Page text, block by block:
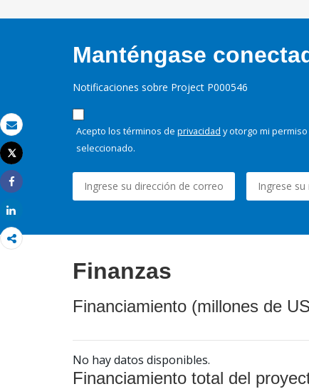
Correo electrónico
Imprimir
Tweet
Share
Manténgase
Notificaciones sobre Project P000546
Acepto los términos de privacidad y otorgo mi
seleccionado.
Finanzas
Financiamiento (millones de
No hay datos disponibles.
Financiamiento total del